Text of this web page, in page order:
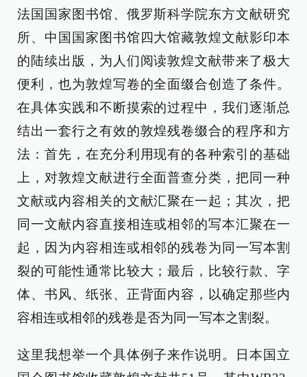
法国国家图书馆、俄罗斯科学院东方文献研究
所、中国国家图书馆四大馆藏敦煌文献影印本
的陆续出版，为人们阅读敦煌文献带来了极大
便利，也为敦煌写卷的全面缀合创造了条件。
在具体实践和不断摸索的过程中，我们逐渐总
结出一套行之有效的敦煌残卷缀合的程序和方
法：首先，在充分利用现有的各种索引的基础
上，对敦煌文献进行全面普查分类，把同一种
文献或内容相关的文献汇聚在一起；其次，把
同一文献内容直接相连或相邻的写本汇聚在一
起，因为内容相连或相邻的残卷为同一写本割
裂的可能性通常比较大；最后，比较行款、字
体、书风、纸张、正背面内容，以确定那些内
容相连或相邻的残卷是否为同一写本之割裂。
这里我想举一个具体例子来作说明。日本国立